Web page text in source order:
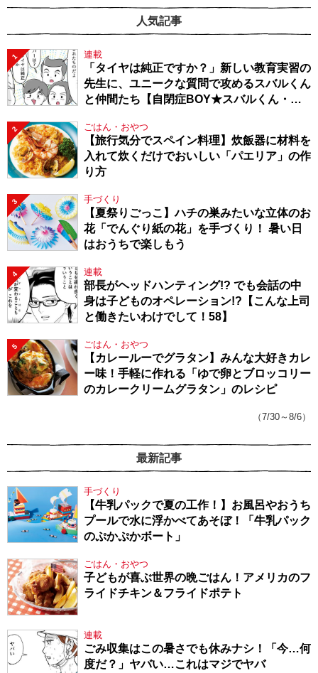
人気記事
1 連載
「タイヤは純正ですか？」新しい教育実習の
先生に、ユニークな質問で攻めるスバルくん
と仲間たち【自閉症BOY★スバルくん・
2 ごはん・おやつ
【旅行気分でスペイン料理】炊飯器に材料を
入れて炊くだけでおいしい「パエリア」の作
り方
3 手づくり
【夏祭りごっこ】ハチの巣みたいな立体のお
花「でんぐり紙の花」を手づくり！ 暑い日
はおうちで楽しもう
4 連載
部長がヘッドハンティング!? でも会話の中
身は子どものオペレーション!?【こんな上司
と働きたいわけでして！58】
5 ごはん・おやつ
【カレールーでグラタン】みんな大好きカレ
ー味！手軽に作れる「ゆで卵とブロッコリー
のカレークリームグラタン」のレシピ
（7/30～8/6）
最新記事
手づくり
【牛乳パックで夏の工作！】お風呂やおうち
プールで水に浮かべてあそぼ！「牛乳パック
のぷかぷかボート」
ごはん・おやつ
子どもが喜ぶ世界の晩ごはん！アメリカのフ
ライドチキン＆フライドポテト
連載
ごみ収集はこの暑さでも休みナシ！「今…何
度だ？」ヤバい…これはマジでヤバ